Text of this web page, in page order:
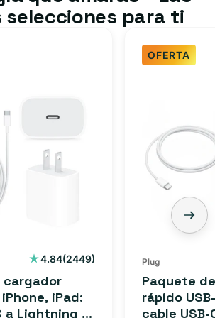
selecciones para ti
4.84(2449)
2449
cargador
iPad:
a Lightning (1
OFERTA
rápido
USB-
USB-
C
a
Plug
Paquete
rápido
cable USB-